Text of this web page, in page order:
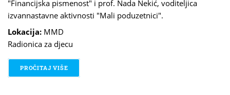
"Financijska pismenost" i prof. Nada Nekić, voditeljica
izvannastavne aktivnosti "Mali poduzetnici".
Lokacija: MMD
Radionica za djecu
PROČITAJ VIŠE